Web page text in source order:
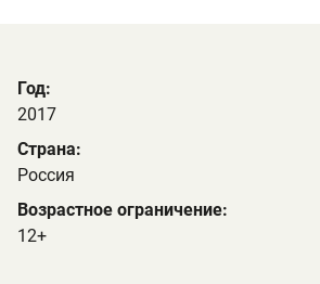
Год:
2017
Страна:
Россия
Возрастное ограничение:
12+